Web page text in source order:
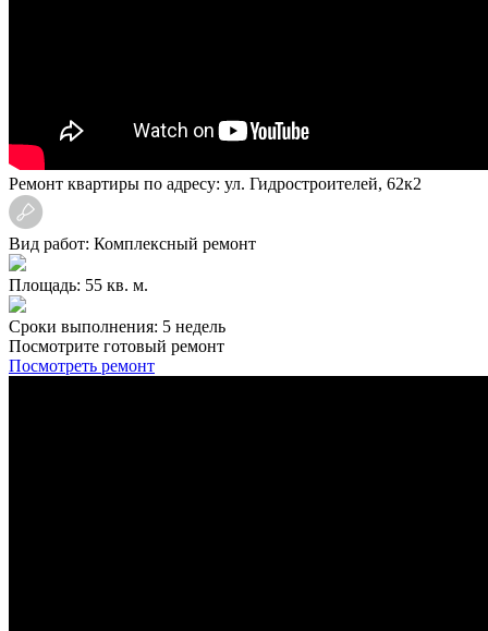
Ремонт квартиры по адресу: ул. Гидростроителей, 62к2
Вид работ: Комплексный ремонт
Площадь: 55 кв. м.
Сроки выполнения: 5 недель
Посмотрите готовый ремонт
Посмотреть ремонт